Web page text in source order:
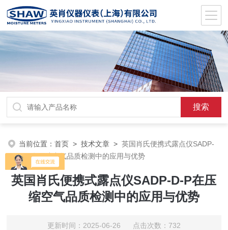
当前位置：首页 >技术文章 >英国肖氏便携式露点仪SADP-
D-P在压缩空气品质检测中的应用与优势
英国肖氏便携式露点仪SADP-D-P在压
缩空气品质检测中的应用与优势
更新时间：2025-06-26 点击次数：732